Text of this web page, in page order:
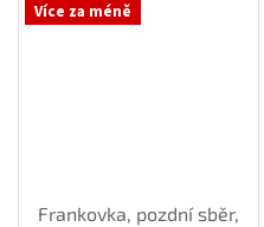
Více za méně
Frankovka, pozdní sběr,